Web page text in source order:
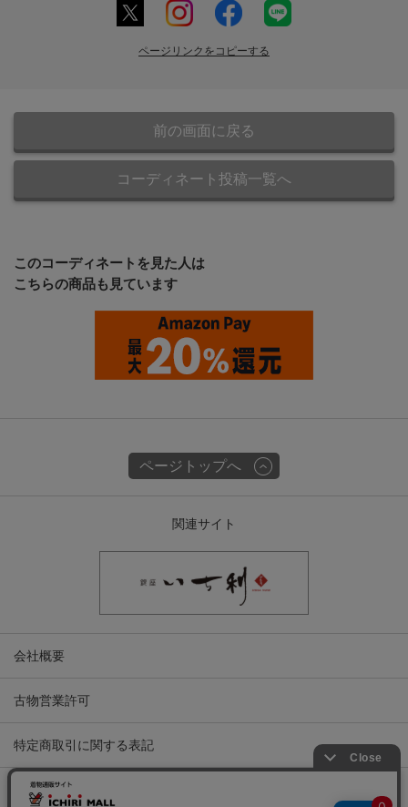
ページリンクをコピーする
前の画面に戻る
コーディネート投稿一覧へ
このコーディネートを見た人は
こちらの商品も見ています
ページトップへ
関連サイト
会社概要
古物営業許可
特定商取引に関する表記
プライバシーポリシー